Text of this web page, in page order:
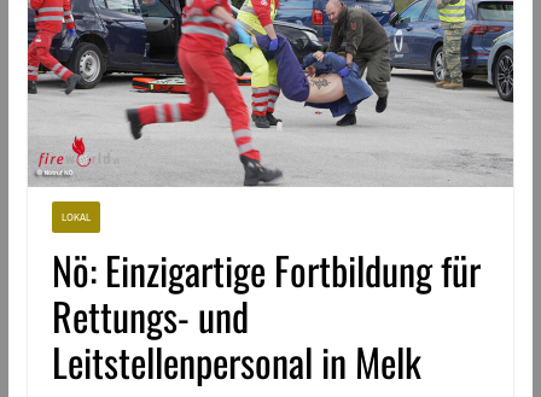
LOKAL
Nö: Einzigartige Fortbildung für
Rettungs- und
Leitstellenpersonal in Melk